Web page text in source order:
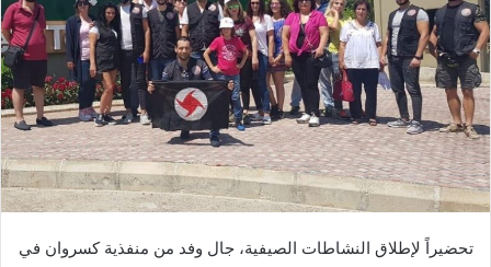
تحضيراً لإطلاق النشاطات الصيفية، جال وفد من منفذية كسروان في